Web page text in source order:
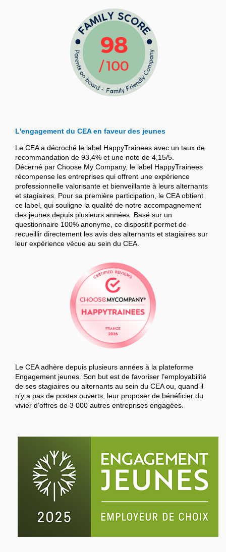
L'engagement du CEA en faveur des jeunes
Le CEA a décroché le label HappyTrainees avec un taux de
recommandation de 93,4% et une note de 4,15/5.
Décerné par Choose My Company, le label HappyTrainees
récompense les entreprises qui offrent une expérience
professionnelle valorisante et bienveillante à leurs alternants
et stagiaires. Pour sa première participation, le CEA obtient
ce label, qui souligne la qualité de notre accompagnement
des jeunes depuis plusieurs années. Basé sur un
questionnaire 100% anonyme, ce dispositif permet de
recueillir directement les avis des alternants et stagiaires sur
leur expérience vécue au sein du CEA.
Le CEA adhère depuis plusieurs années à la plateforme
Engagement jeunes. Son but est de favoriser l’employabilité
de ses stagiaires ou alternants au sein du CEA ou, quand il
n’y a pas de postes ouverts, leur proposer de bénéficier du
vivier d’offres de 3 000 autres entreprises engagées.